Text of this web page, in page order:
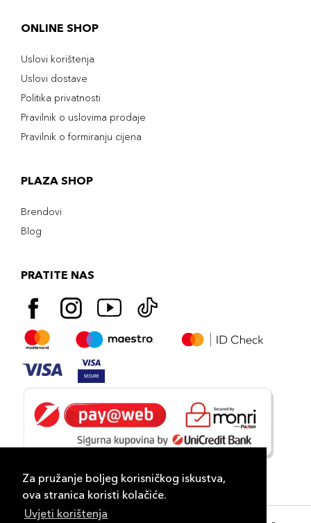
Za pružanje boljeg korisničkog iskustva,
ova stranica koristi kolačiće.
Uvjeti korištenja
ONLINE SHOP
Uslovi korištenja
Uslovi dostave
Politika privatnosti
Pravilnik o uslovima prodaje
Pravilnik o formiranju cijena
PLAZA SHOP
Brendovi
Blog
PRATITE NAS